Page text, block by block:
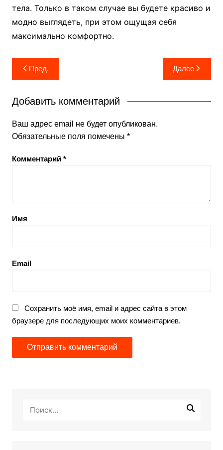
тела. Только в таком случае вы будете красиво и
модно выглядеть, при этом ощущая себя
максимально комфортно.
Навигация
по
записям
Пред. Далее
Добавить комментарий
Ваш адрес email не будет опубликован.
Обязательные поля помечены *
Комментарий *
Имя
Email
Сохранить моё имя, email и адрес сайта в этом
браузере для последующих моих комментариев.